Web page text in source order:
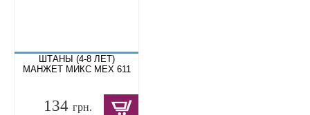
ШТАНЫ (4-8 ЛЕТ)
МАНЖЕТ МИКС МЕХ 611
134 грн.